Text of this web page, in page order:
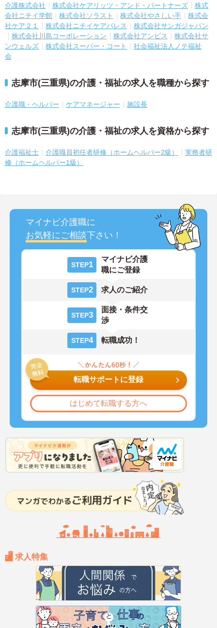
介護株式会社
株式会社ケアリッツ・アンド・パートナーズ
株式
会社ニチイ学館
株式会社ソラスト 株式会社やさしい手
株式会
社ケア２１
株式会社ニチイケアパレス
株式会社サンガジャパン
株式会社川島コーポレーション
株式会社アンビス
株式会社サ
ンウェルズ
株式会社スーパー・コート
社会福祉法人ノテ福祉
会
志摩市(三重県)の介護・福祉の求人を職種から探す
介護職・ヘルパー ケアマネージャー 施設長
志摩市(三重県)の介護・福祉の求人を資格から探す
介護福祉士 介護職員初任者研修（ホームヘルパー2級）
実務者研
修（ホームヘルパー1級）
マイナビ介護職に
お気軽にご相談下さい！
STEP1
マイナビ介護
職にご登録
STEP2 求人のご紹介
STEP3
面接・条件交
渉
STEP4 転職成功！
転職サポートに登録
はじめて転職する方へ
求人特集